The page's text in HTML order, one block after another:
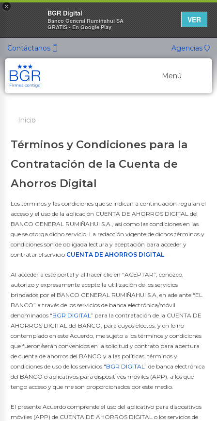
×
BGR Digital
Banco General Rumiñahui SA
GRATIS - En Google Play
VER
Contáctanos Agencias
Menú
Banca Empresarial
Canales de Atención
Cuentas Ahorro
Cuenta ON Nuevo
Cuenta Ahorro Listo
Cuenta Ahorro Propósito
Cuenta Salud Nuevo
Cuentas Corrientes
Cuenta Corriente Premium
Créditos Hipotecarios
VIS y VIP
Tu Casa Civil
Tu Casa Militares
Terreno
Renueva Tu Casa
Créditos de Consumo
Consumo
Anticipo de Sueldo en Línea Nuevo
Inicio
Términos y Condiciones para la
Contratación de la Cuenta de
Ahorros Digital
Los términos y las condiciones que se indican a continuación regulan el
acceso y el uso de la aplicación CUENTA DE AHORROS DIGITAL del
BANCO GENERAL RUMIÑAHUI S.A., así como las condiciones en las
que se otorga dicho servicio. La redacción vigente de dichos términos y
condiciones son de obligada lectura y aceptación para acceder y
contratar el servicio CUENTA DE AHORROS DIGITAL
Al acceder a este portal y al hacer clic en “ACEPTAR”, conozco,
autorizo y expresamente acepto la utilización de los servicios
brindados por el BANCO GENERAL RUMIÑAHUI S.A, en adelante “EL
BANCO” a través de los servicios de banca electrónica/móvil
denominados "BGR DIGITAL” para la contratación de la CUENTA DE
AHORROS DIGITAL del BANCO, para cuyos efectos, y en lo no
contemplado en este Acuerdo, me sujeto a los términos y condiciones
que fueron/serán convenidos en la solicitud y contrato para apertura
de cuenta de ahorros del BANCO y a las políticas, términos y
condiciones de uso de los servicios "BGR DIGITAL” de banca electrónica
del BANCO o aplicativos para dispositivos móviles (APP), a los que
tengo acceso y que me son proporcionados por este medio.
El presente Acuerdo comprende el uso del aplicativo para dispositivos
móviles (APP) de CUENTA DE AHORROS DIGITAL o los servicios de